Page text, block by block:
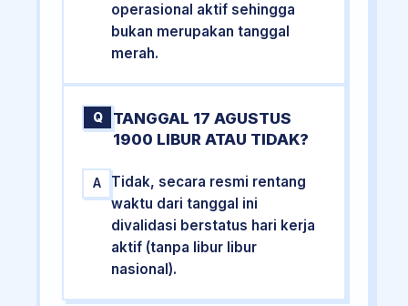
operasional aktif sehingga
bukan merupakan tanggal
merah.
Q
TANGGAL 17 AGUSTUS
1900 LIBUR ATAU TIDAK?
A
Tidak, secara resmi rentang
waktu dari tanggal ini
divalidasi berstatus hari kerja
aktif (tanpa libur libur
nasional).